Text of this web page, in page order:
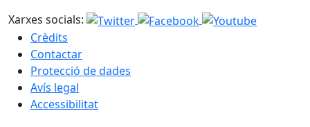
Xarxes socials:
Crèdits
Contactar
Protecció de dades
Avís legal
Accessibilitat